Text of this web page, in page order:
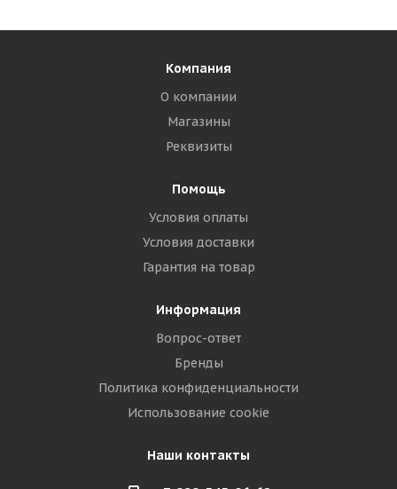
Компания
О компании
Магазины
Реквизиты
Помощь
Условия оплаты
Условия доставки
Гарантия на товар
Информация
Вопрос-ответ
Бренды
Политика конфиденциальности
Использование cookie
Наши контакты